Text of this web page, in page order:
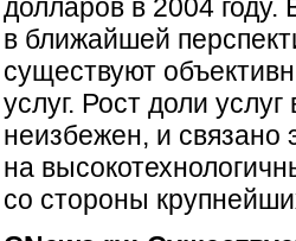
долларов в 2004 году.
в ближайшей
существуют
услуг. Рост доли
неизбежен, и связано
на
со стороны